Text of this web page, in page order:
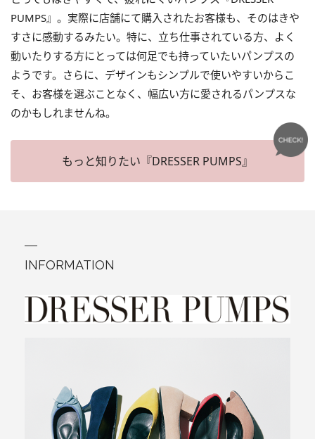
PUMPS』。実際に店舗にて購入されたお客様も、そのはきや
すさに感動するみたい。特に、立ち仕事されている方、よく
動いたりする方にとっては何足でも持っていたいパンプスの
ようです。さらに、デザインもシンプルで使いやすいからこ
そ、お客様を選ぶことなく、幅広い方に愛されるパンプスな
のかもしれませんね。
もっと知りたい『DRESSER PUMPS』
INFORMATION